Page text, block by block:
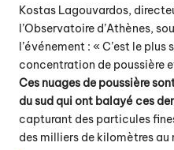
Kostas Lagouvardos,
l’Observatoire d’Athènes,
l’événement : « C’est le
concentration de poussière
Ces nuages de poussière
du sud qui ont balayé ces
capturant des particules
des milliers de kilomètres au